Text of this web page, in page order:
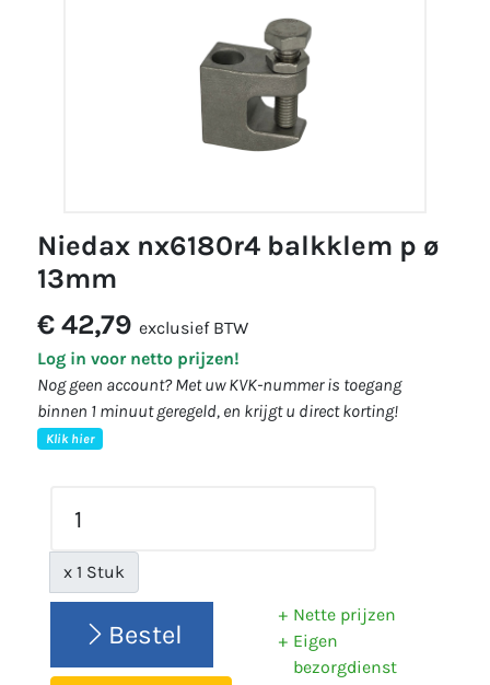
niedax nx6180r4 balkklem p ø
13mm
€ 42,79 exclusief BTW
Log in voor netto prijzen!
Nog geen account? Met uw KVK-nummer is toegang
binnen 1 minuut geregeld, en krijgt u direct korting!
Klik hier
x 1 Stuk
Bestel
Nette prijzen
Eigen
bezorgdienst